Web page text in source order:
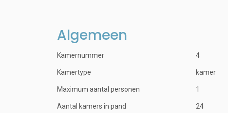
Algemeen
Kamernummer
Kamertype
Maximum aantal personen
Aantal kamers in pand
4
kamer
1
24